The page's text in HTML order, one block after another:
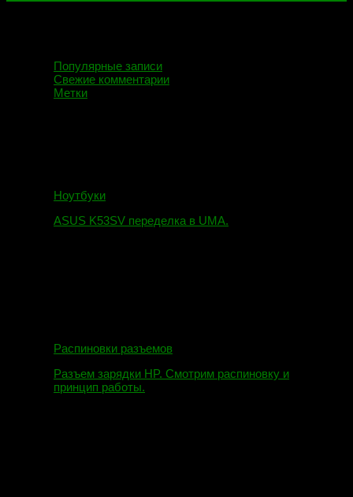
Популярные записи
Свежие комментарии
Метки
Ноутбуки
ASUS K53SV переделка в UMA.
Распиновки разъемов
Разъем зарядки HP. Смотрим распиновку и
принцип работы.